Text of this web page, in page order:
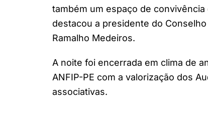
também um espaço de
destacou a presidente do
Ramalho Medeiros.
A noite foi encerrada em clima de
ANFIP-PE com a valorização dos
associativas.